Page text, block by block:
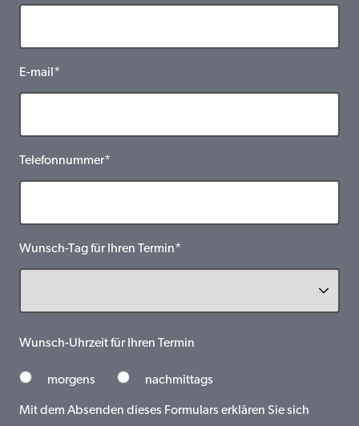
E-mail*
Telefonnummer*
Wunsch-Tag für Ihren Termin*
Wunsch-Uhrzeit für Ihren Termin
morgens nachmittags
Mit dem Absenden dieses Formulars erklären Sie sich